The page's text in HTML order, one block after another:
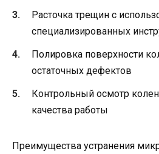
Расточка трещин с
специализированных
Полировка поверхности
остаточных дефектов
Контрольный осмотр
качества работы
Преимущества устранения